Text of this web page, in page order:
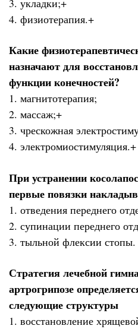
4. физиотерапия.+
Какие
назначают для
функции конечностей?
1. магнитотерапия;
2. массаж;+
3. чрескожная
4. электромиостимуляция.+
При устранении
первые повязки
1. отведения переднего
2. супинации переднего
3. тыльной флексии стопы.
Стратегия лечебной
артрогрипозе
следующие структуры
1. восстановление